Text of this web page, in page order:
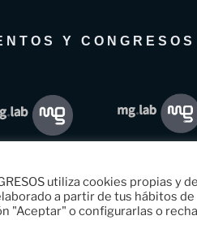
Y CONGRESOS
utiliza cookies
a partir de tus hábitos
"Aceptar" o configurarlas o